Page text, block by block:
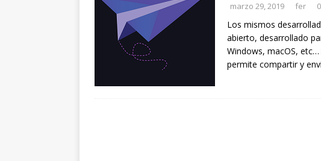
marzo 29, 2019 fer 0
Los mismos
abierto, desarrollado
Windows, macOS,
permite compartir y